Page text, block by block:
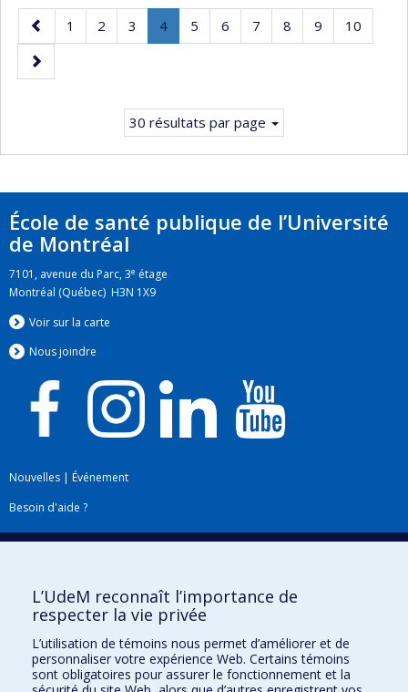
Page
précédente
Page
1 Page
2 Page
3 Page
4.
Page
Page
5 Page
6 Page
7 Page
8 Page
9 Page
10
Page
suivante
30 résultats par page
École de santé publique de l’Université
de Montréal
7101, avenue du Parc, 3e étage
Montréal (Québec) H3N 1X9
Voir sur la carte
Nous joindre
Nouvelles | Événement
Besoin d'aide ?
Plan du site|Accessibilité
Téléchargez les logos de l'ESPUM
L’UdeM reconnaît l’importance de
respecter la vie privée
L’utilisation de témoins nous permet d’améliorer et de
personnaliser votre expérience Web. Certains témoins
sont obligatoires pour assurer le fonctionnement et la